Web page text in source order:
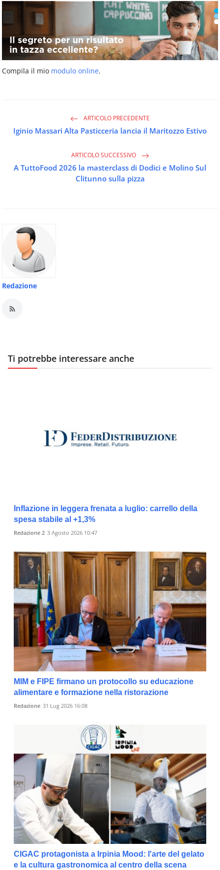
Compila il mio modulo online.
ARTICOLO PRECEDENTE
Iginio Massari Alta Pasticceria lancia il Maritozzo Estivo
ARTICOLO SUCCESSIVO
A TuttoFood 2026 la masterclass di Dodici e Molino Sul
Clitunno sulla pizza
Redazione
Ti potrebbe interessare anche
Inflazione in leggera frenata a luglio: carrello della
spesa stabile al +1,3%
Redazione 2 3 Agosto 2026 10:47
MIM e FIPE firmano un protocollo su educazione
alimentare e formazione nella ristorazione
Redazione 31 Lug 2026 16:08
CIGAC protagonista a Irpinia Mood: l'arte del gelato
e la cultura gastronomica al centro della scena